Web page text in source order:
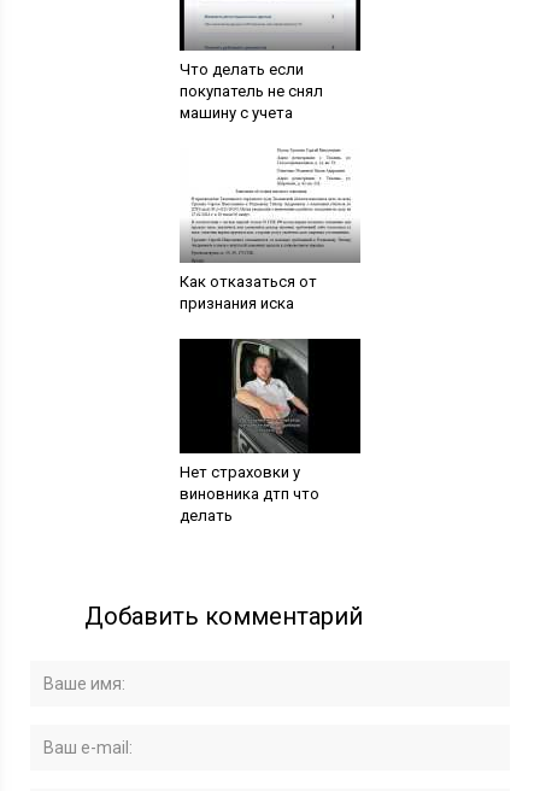
Что делать если
покупатель не снял
машину с учета
Как отказаться от
признания иска
Нет страховки у
виновника дтп что
делать
Добавить комментарий